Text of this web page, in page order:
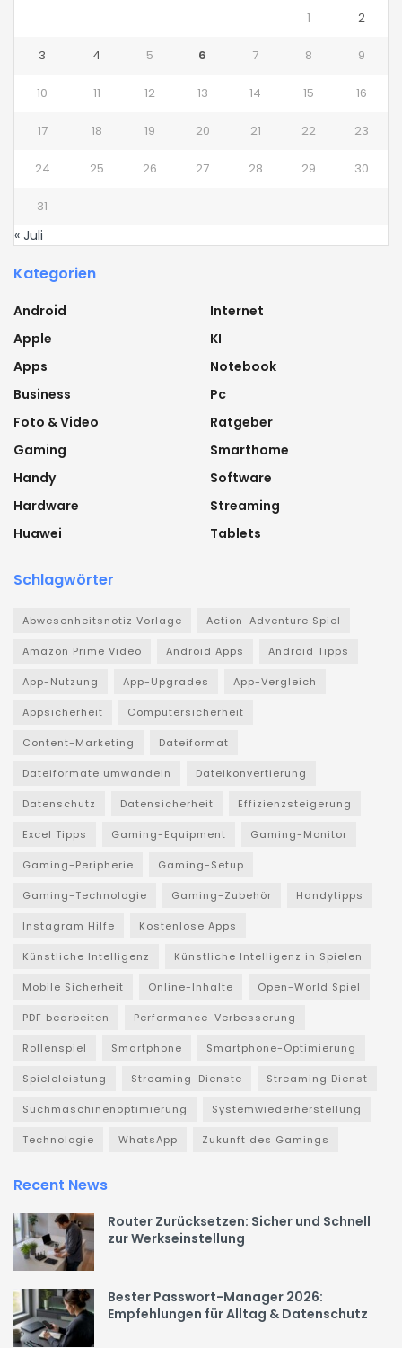
1 2
3 4 5 6 7 8 9
10 11 12 13 14 15 16
17 18 19 20 21 22 23
24 25 26 27 28 29 30
31
« Juli
Kategorien
Android
Apple
Apps
Business
Foto & Video
Gaming
Handy
Hardware
Huawei
Internet
KI
Notebook
Pc
Ratgeber
Smarthome
Software
Streaming
Tablets
Schlagwörter
Abwesenheitsnotiz Vorlage Action-Adventure Spiel
Amazon Prime Video Android Apps Android Tipps
App-Nutzung App-Upgrades App-Vergleich
Appsicherheit Computersicherheit
Content-Marketing Dateiformat
Dateiformate umwandeln Dateikonvertierung
Datenschutz Datensicherheit Effizienzsteigerung
Excel Tipps Gaming-Equipment Gaming-Monitor
Gaming-Peripherie Gaming-Setup
Gaming-Technologie Gaming-Zubehör Handytipps
Instagram Hilfe Kostenlose Apps
Künstliche Intelligenz Künstliche Intelligenz in Spielen
Mobile Sicherheit Online-Inhalte Open-World Spiel
PDF bearbeiten Performance-Verbesserung
Rollenspiel Smartphone Smartphone-Optimierung
Spieleleistung Streaming-Dienste Streaming Dienst
Suchmaschinenoptimierung Systemwiederherstellung
Technologie WhatsApp Zukunft des Gamings
Recent News
Router Zurücksetzen: Sicher und Schnell
zur Werkseinstellung
Bester Passwort-Manager 2026:
Empfehlungen für Alltag & Datenschutz